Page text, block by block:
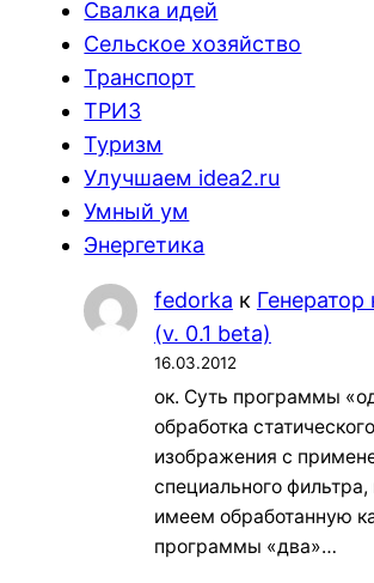
Свалка идей
Сельское хозяйство
Транспорт
ТРИЗ
Туризм
Улучшаем idea2.ru
Умный ум
Энергетика
fedorka к
(v. 0.1 beta)
16.03.2012
ок. Суть программы
обработка статического
изображения с
специального
имеем обработанную
программы «два»…